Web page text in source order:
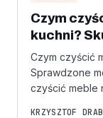
Czym
kuchni?
Czym czyścić
Sprawdzone
czyścić meble
KRZYSZTOF